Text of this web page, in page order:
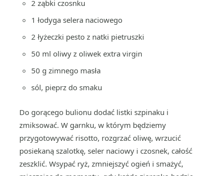
2 ząbki czosnku
1 łodyga selera naciowego
2 łyżeczki pesto z natki pietruszki
50 ml oliwy z oliwek extra virgin
50 g zimnego masła
sól, pieprz do smaku
Do gorącego bulionu dodać listki szpinaku i
zmiksować. W garnku, w którym będziemy
przygotowywać risotto, rozgrzać oliwę, wrzucić
posiekaną szalotkę, seler naciowy i czosnek, całość
zeszklić. Wsypać ryż, zmniejszyć ogień i smażyć,